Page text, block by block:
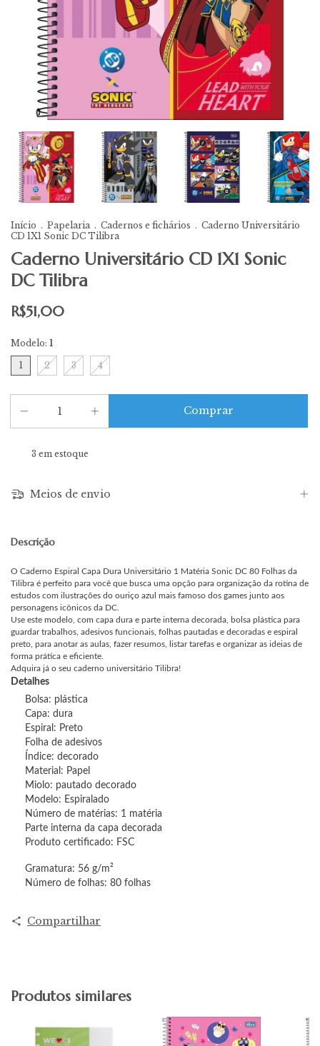
Início . Papelaria . Cadernos e fichários . Caderno Universitário
CD 1X1 Sonic DC Tilibra
Caderno Universitário CD 1X1 Sonic
DC Tilibra
R$51,00
Modelo: 1
1 2 3 4
3 em estoque
Meios de envio
Descrição
O Caderno Espiral Capa Dura Universitário 1 Matéria Sonic DC 80 Folhas da
Tilibra é perfeito para você que busca uma opção para organização da rotina de
estudos com ilustrações do ouriço azul mais famoso dos games junto aos
personagens icônicos da DC.
Use este modelo, com capa dura e parte interna decorada, bolsa plástica para
guardar trabalhos, adesivos funcionais, folhas pautadas e decoradas e espiral
preto, para anotar as aulas, fazer resumos, listar tarefas e organizar as ideias de
forma prática e eficiente.
Adquira já o seu caderno universitário Tilibra!
Detalhes
Bolsa: plástica
Capa: dura
Espiral: Preto
Folha de adesivos
Índice: decorado
Material: Papel
Miolo: pautado decorado
Modelo: Espiralado
Número de matérias: 1 matéria
Parte interna da capa decorada
Produto certificado: FSC
Gramatura: 56 g/m²
Número de folhas: 80 folhas
Compartilhar
Produtos similares